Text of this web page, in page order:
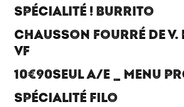
SPÉCIALITÉ ! BURRITO
CHAUSSON FOURRÉ DE
VF
10€90SEUL A/E _ MENU
SPÉCIALITÉ FILO